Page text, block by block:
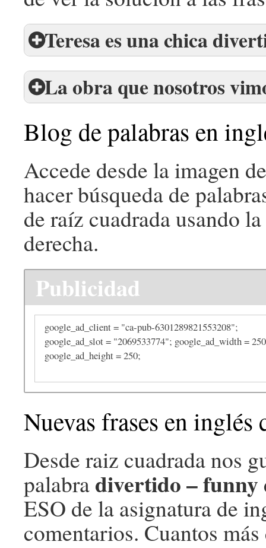
Teresa es una chica
La obra que nosotros
Blog de palabras en
Accede desde la imagen
hacer búsqueda de
de raíz cuadrada usando
derecha.
Publicidad
google_ad_client = "ca-pub-6301289821553208";
google_ad_slot = "2069533774"; google_ad_width =
google_ad_height = 250;
Nuevas frases en
Desde raiz cuadrada nos
palabradivertido – funny
ESO de la asignatura de
comentarios. Cuantos